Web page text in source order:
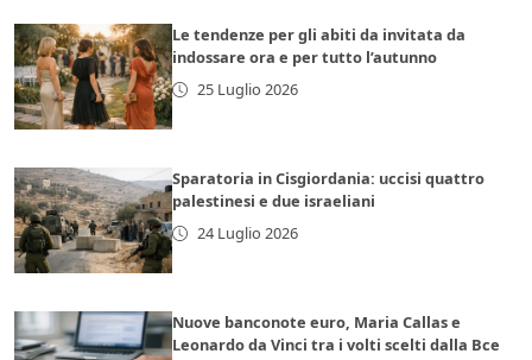
Le tendenze per gli abiti da invitata da
indossare ora e per tutto l’autunno
25 Luglio 2026
Sparatoria in Cisgiordania: uccisi quattro
palestinesi e due israeliani
24 Luglio 2026
Nuove banconote euro, Maria Callas e
Leonardo da Vinci tra i volti scelti dalla Bce